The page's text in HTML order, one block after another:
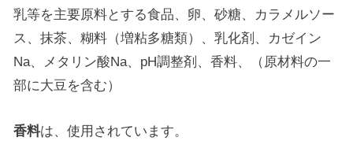
乳等を主要原料とする食品、卵、砂糖、カラメルソー
ス、抹茶、糊料（増粘多糖類）、乳化剤、カゼイン
Na、メタリン酸Na、pH調整剤、香料、（原材料の一
部に大豆を含む）
香料は、使用されています。